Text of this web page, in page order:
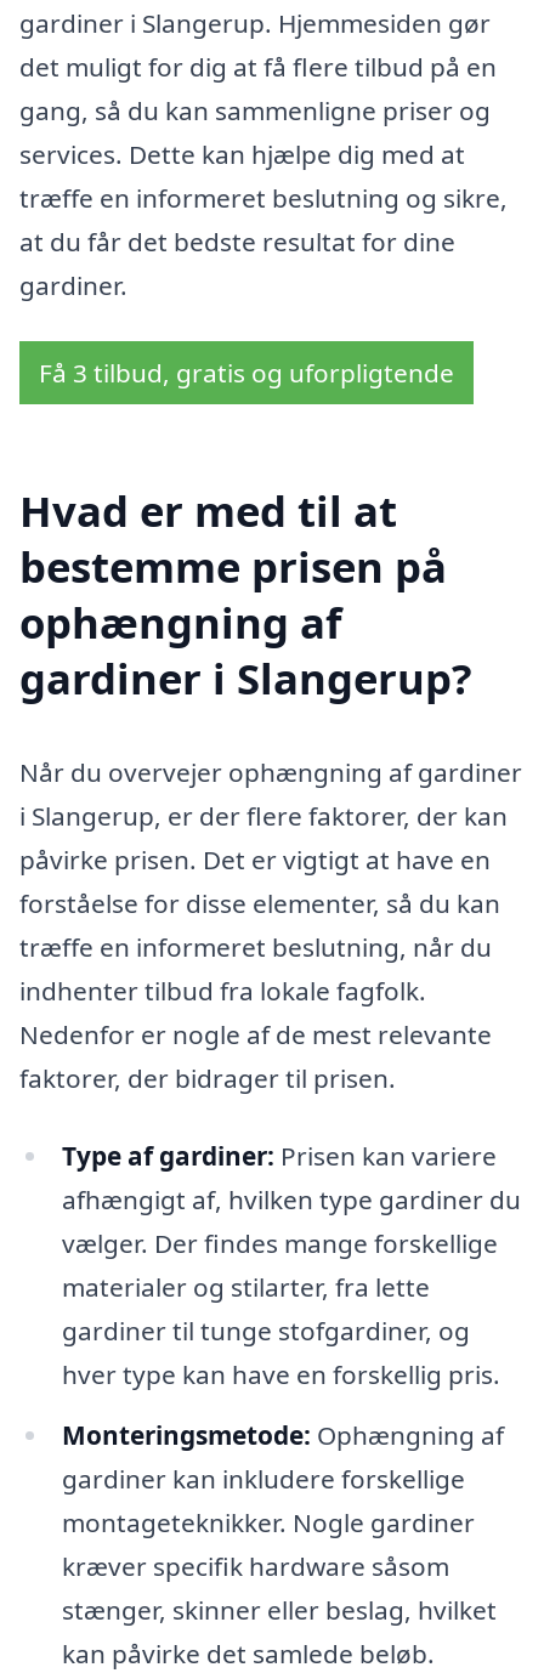
gardiner i Slangerup. Hjemmesiden gør
det muligt for dig at få flere tilbud på en
gang, så du kan sammenligne priser og
services. Dette kan hjælpe dig med at
træffe en informeret beslutning og sikre,
at du får det bedste resultat for dine
gardiner.
Få 3 tilbud, gratis og uforpligtende
Hvad er med til at
bestemme prisen på
ophængning af
gardiner i Slangerup?
Når du overvejer ophængning af gardiner
i Slangerup, er der flere faktorer, der kan
påvirke prisen. Det er vigtigt at have en
forståelse for disse elementer, så du kan
træffe en informeret beslutning, når du
indhenter tilbud fra lokale fagfolk.
Nedenfor er nogle af de mest relevante
faktorer, der bidrager til prisen.
Type af gardiner: Prisen kan variere
afhængigt af, hvilken type gardiner du
vælger. Der findes mange forskellige
materialer og stilarter, fra lette
gardiner til tunge stofgardiner, og
hver type kan have en forskellig pris.
Monteringsmetode: Ophængning af
gardiner kan inkludere forskellige
montageteknikker. Nogle gardiner
kræver specifik hardware såsom
stænger, skinner eller beslag, hvilket
kan påvirke det samlede beløb.